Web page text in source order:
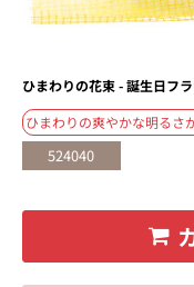
ひまわりの花束 - 誕生日フ
ひまわりの爽やかな明るさ
524040